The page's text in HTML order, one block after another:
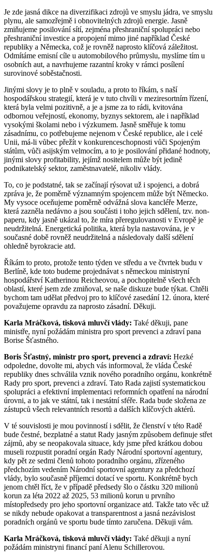
Je zde jasná dikce na diverzifikaci zdrojů ve smyslu jádra, ve smyslu
plynu, ale samozřejmě i obnovitelných zdrojů energie. Jasně
zmiňujeme posilování sítí, zejména přeshraniční spolupráci nebo
přeshraniční investice a propojení mimo jiné například České
republiky a Německa, což je rovněž naprosto klíčová záležitost.
Odmítáme emisní cíle u automobilového průmyslu, myslíme tím u
osobních aut, a navrhujeme razantní kroky v rámci posílení
surovinové soběstačnosti.
Jinými slovy je to plně v souladu, a proto to říkám, s naší
hospodářskou strategií, která je v tuto chvíli v meziresortním řízení,
která byla velmi pozitivně, a je a jsme za to rádi, kvitována
odbornou veřejností, ekonomy, byznys sektorem, ale i například
vysokými školami nebo i výzkumem. Jasně směřuje k tomu
zásadnímu, co potřebujeme nejenom v České republice, ale i celé
Unii, má-li vůbec přežít v konkurenceschopnosti vůči Spojeným
státům, vůči asijským velmocím, a to je posilování přidané hodnoty,
jinými slovy profitability, jejímž nositelem může být jedině
podnikatelský sektor, zaměstnavatelé, nikoliv vlády.
To, co je podstatné, tak se začínají rýsovat už i spojenci, a dobrá
zpráva je, že poměrně významným spojencem může být Německo.
My vysoce oceňujeme poměrně odvážná slova kancléře Merze,
která zazněla nedávno a jsou součásti i toho jejich sdělení, tzv. non-
paperu, kdy jasně ukázal to, že míra přeregulovanosti v Evropě je
neudržitelná. Energetická politika, která byla nastavována, je v
současné době rovněž neudržitelná a následovaly další sdělení
ohledně byrokracie atd.
Říkám to proto, protože tento týden ve středu a ve čtvrtek budu v
Berlíně, kde toto budeme projednávat s německou ministryní
hospodářství Katherinou Reicheovou, a pochopitelně všech těch
oblastí, které jsem zde zmiňoval, se naše diskuze bude týkat. Chtěli
bychom tam udělat předvoj pro to klíčové zasedání 12. února, které
považujeme opravdu za naprosto zásadní. Děkuji.
Karla Mráčková, tisková mluvčí vlády: Také děkuji, pane
ministře, nyní požádám ministra pro sport prevenci a zdraví pana
Borise Šťastného.
Boris Šťastný, ministr pro sport, prevenci a zdraví: Hezké
odpoledne, dovolte mi, abych vás informoval, že vláda České
republiky dnes schválila vznik nového poradního orgánu, konkrétně
Rady pro sport, prevenci a zdraví. Tato Rada zajistí systematickou
spolupráci a efektivní implementaci reformních opatření na národní
úrovni, a to jak ve státní, tak i nestátní sféře. Rada bude složena ze
zástupců všech relevantních resortů a dalších klíčových aktérů.
V té souvislosti je mou povinností i sdělit, že členství v této Radě
bude čestné, bezplatné a statut Rady jasným způsobem definuje střet
zájmů, aby se neopakovala situace, kdy jsme před krátkou dobou
museli rozpustit poradní orgán Rady Národní sportovní agentury,
kdy pět ze sedmi členů tohoto poradního orgánu, zřízeného
předchozím vedením Národní sportovní agentury za předchozí
vlády, bylo současně příjemci dotací ve sportu. Konkrétně bych
jenom chtěl říct, že v případě předsedy šlo o částku 320 milionů
korun za léta 2022 až 2025, 53 milionů korun u prvního
místopředsedy pro jeho sportovní organizace atd. Takže tato věc už
se nikdy nebude opakovat a transparentnost a jasná nezávislost
poradních orgánů ve sportu bude tímto zaručena. Děkuji vám.
Karla Mráčková, tisková mluvčí vlády: Také děkuji a nyní
požádám ministryni financí paní Alenu Schillerovou.